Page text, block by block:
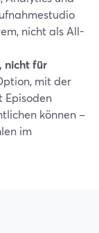
nicht als All-
nicht für
mit der
Episoden
können –
im